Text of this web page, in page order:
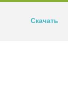
Скачать